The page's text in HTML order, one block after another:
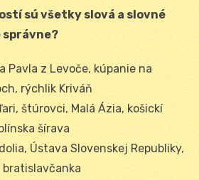
sú všetky slová a slovné
správne?
Pavla z Levoče, kúpanie na
rýchlik Kriváň
štúrovci, Malá Ázia, košickí
šírava
Ústava Slovenskej Republiky,
bratislavčanka